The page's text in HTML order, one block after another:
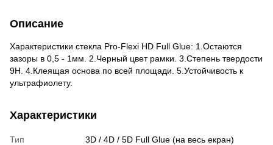
Описание
Характеристики стекла Pro-Flexi HD Full Glue: 1.Остаются
зазоры в 0,5 - 1мм. 2.Черный цвет рамки. 3.Степень твердости
9H. 4.Клеящая основа по всей площади. 5.Устойчивость к
ультрафиолету.
Характеристики
Тип
3D / 4D / 5D Full Glue (на весь екран)